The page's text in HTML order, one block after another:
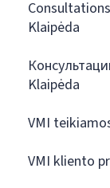
Klaipėda
Klaipėda
VMI
VMI kliento